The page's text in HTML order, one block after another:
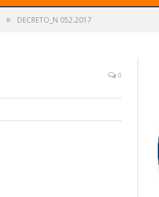
» DECRETO_N 052.2017
0